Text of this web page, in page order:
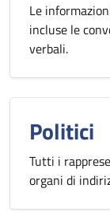
Le
incluse le
verbali.
Politici
Tutti i
organi di